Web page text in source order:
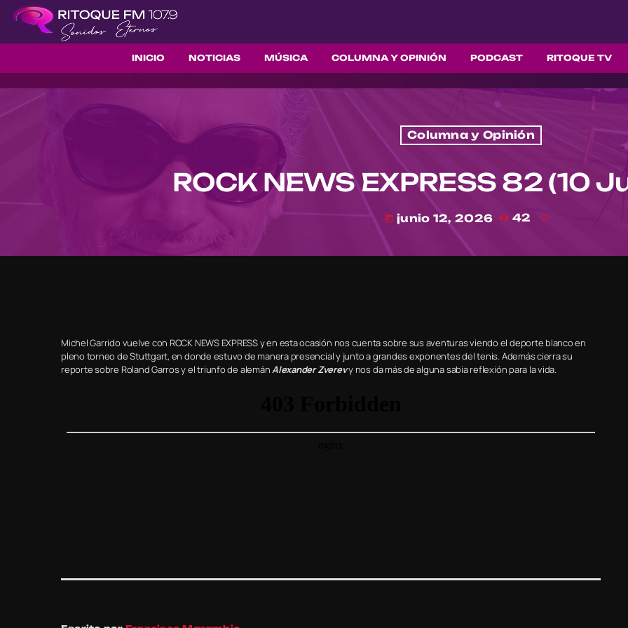
INICIO NOTICIAS MÚSICA COLUMNA Y OPINIÓN PODCAST RITOQUE TV
Columna y Opinión
ROCK NEWS EXPRESS 82 (10
today junio 12, 2026 42
Michel Garrido vuelve con ROCK NEWS EXPRESS y en esta ocasión nos cuenta sobre sus aventuras viendo el deporte blanco en
pleno torneo de Stuttgart, en donde estuvo de manera presencial y junto a grandes exponentes del tenis. Además cierra su
reporte sobre Roland Garros y el triunfo de alemánAlexander Zverevy nos da más de alguna sabia reflexión para la vida.